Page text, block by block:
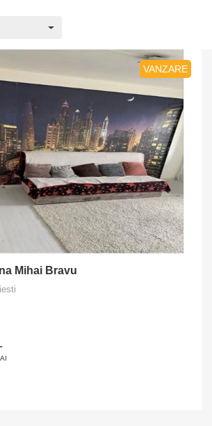
VANZARE
Mihai Bravu